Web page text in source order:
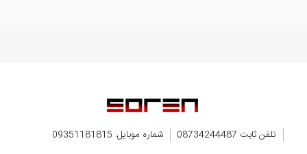
تلفن ثابت 08734244487
شماره موبایل: 09351181815